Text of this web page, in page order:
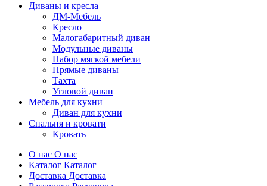
Диваны и кресла
ДМ-Мебель
Кресло
Малогабаритный диван
Модульные диваны
Набор мягкой мебели
Прямые диваны
Тахта
Угловой диван
Мебель для кухни
Диван для кухни
Спальня и кровати
Кровать
О нас О нас
Каталог Каталог
Доставка Доставка